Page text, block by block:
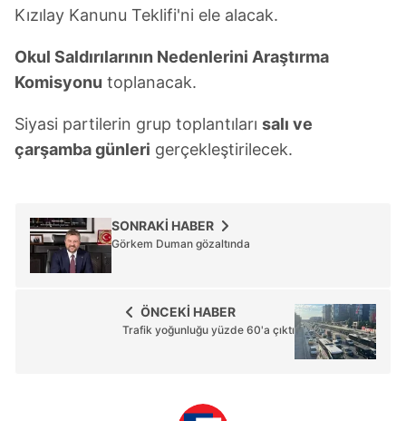
Kızılay Kanunu Teklifi'ni ele alacak.
Okul Saldırılarının Nedenlerini Araştırma
Komisyonu toplanacak.
Siyasi partilerin grup toplantıları salı ve
çarşamba günleri gerçekleştirilecek.
SONRAKİ HABER
Görkem Duman gözaltında
ÖNCEKİ HABER
Trafik yoğunluğu yüzde 60'a çıktı